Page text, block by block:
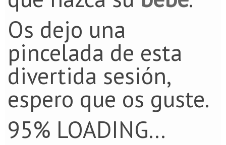
Os dejo una
pincelada de esta
divertida sesión,
espero que os guste.
95% LOADING...